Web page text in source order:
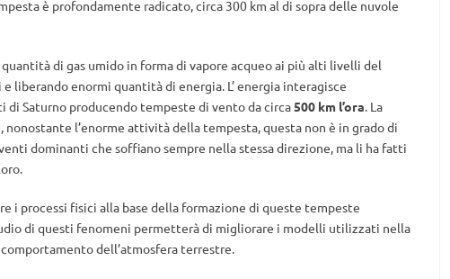
è profondamente radicato, circa 300 km al di sopra delle nuvole
di gas umido in forma di vapore acqueo ai più alti livelli del
liberando enormi quantità di energia. L’ energia interagisce
Saturno producendo tempeste di vento da circa500 km l’ora. La
nonostante l’enorme attività della tempesta, questa non è in grado di
dominanti che soffiano sempre nella stessa direzione, ma li ha fatti
i processi fisici alla base della formazione di queste tempeste
di questi fenomeni permetterà di migliorare i modelli utilizzati nella
dell’atmosfera terrestre.